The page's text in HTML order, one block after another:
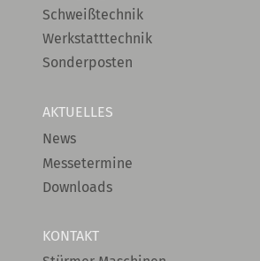
Schweißtechnik
Werkstatttechnik
Sonderposten
AKTUELLES
News
Messetermine
Downloads
KONTAKT